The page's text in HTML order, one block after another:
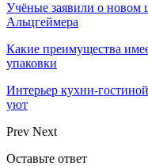
Учёные заявили о новом
Альцгеймера
Какие преимущества
упаковки
Интерьер кухни-
уют
Prev Next
Оставьте ответ